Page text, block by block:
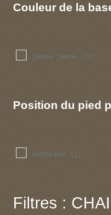
Couleur de la
jaune jaune (1)
Position du pied
centrale (1)
Filtres :